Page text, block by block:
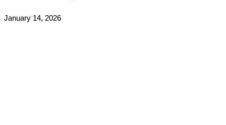
January 14, 2026